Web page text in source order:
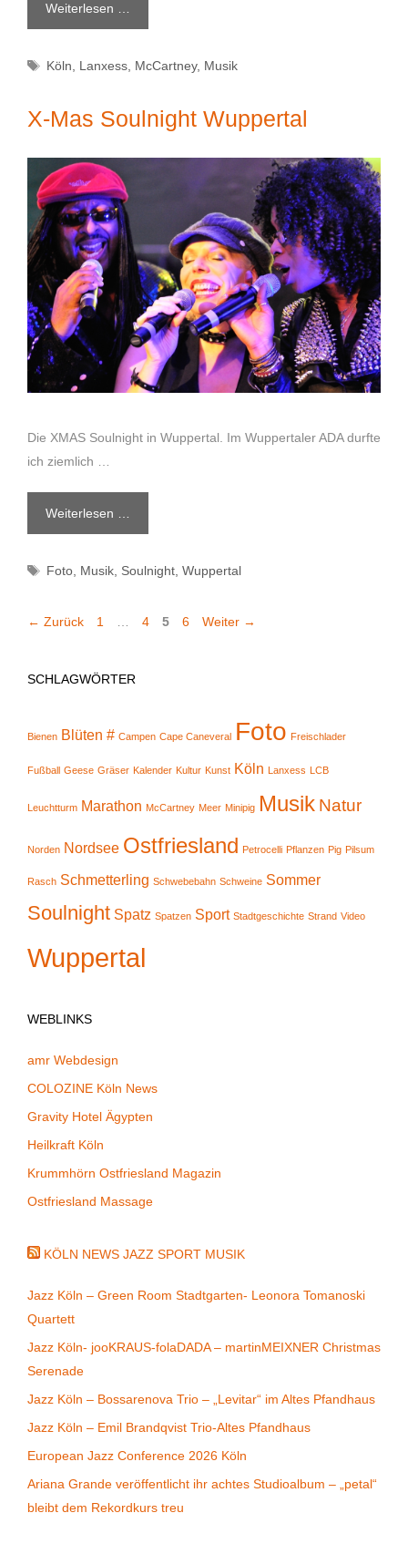
Weiterlesen …
Schlagwörter
Köln, Lanxess, McCartney, Musik
X-Mas Soulnight Wuppertal
Die XMAS Soulnight in Wuppertal. Im Wuppertaler ADA durfte
ich ziemlich …
Weiterlesen …
Schlagwörter
Foto Musik Soulnight ,Wuppertal
← Zurück Seite
1 Seite
4 Seite
5 Seite
6 Weiter →
SCHLAGWÖRTER
Bienen Blüten # Campen Cape Caneveral Foto Freischlader
Fußball Geese Gräser Kalender Kultur Kunst Köln Lanxess LCB
Leuchtturm Marathon McCartney Meer Minipig Musik Natur
Norden Nordsee Ostfriesland Petrocelli Pflanzen Pig Pilsum
Rasch Schmetterling Schwebebahn Schweine Sommer
Soulnight Spatz Spatzen Sport Stadtgeschichte Strand Video
Wuppertal
WEBLINKS
amr Webdesign
COLOZINE Köln News
Gravity Hotel Ägypten
Heilkraft Köln
Krummhörn Ostfriesland Magazin
Ostfriesland Massage
KÖLN NEWS JAZZ SPORT MUSIK
Jazz Köln – Green Room Stadtgarten- Leonora Tomanoski
Quartett
Jazz Köln- jooKRAUS-folaDADA – martinMEIXNER Christmas
Serenade
Jazz Köln – Bossarenova Trio – „Levitar“ im Altes Pfandhaus
Jazz Köln – Emil Brandqvist Trio-Altes Pfandhaus
European Jazz Conference 2026 Köln
Ariana Grande veröffentlicht ihr achtes Studioalbum – „petal“
bleibt dem Rekordkurs treu